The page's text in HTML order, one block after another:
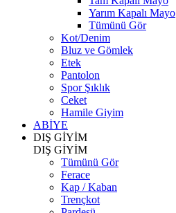
Yarım Kapalı Mayo
Tümünü Gör
Kot/Denim
Bluz ve Gömlek
Etek
Pantolon
Spor Şıklık
Ceket
Hamile Giyim
ABİYE
DIŞ GİYİM
DIŞ GİYİM
Tümünü Gör
Ferace
Kap / Kaban
Trençkot